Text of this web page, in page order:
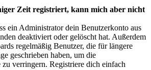
Zeit registriert, kann mich aber nicht
ein Administrator dein Benutzerkonto aus
deaktiviert oder gelöscht hat. Außerdem
regelmäßig Benutzer, die für längere
geschrieben haben, um die
zu verringern. Registriere dich einfach